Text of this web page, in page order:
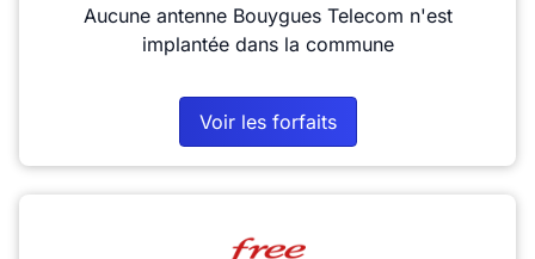
Aucune antenne Bouygues Telecom n'est
implantée dans la commune
Voir les forfaits